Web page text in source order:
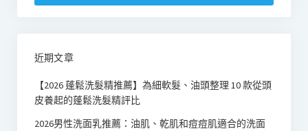
字:
近期文章
【2026 蓬鬆洗髮精推薦】為細軟髮、油頭整理 10 款從頭
皮養起的蓬鬆洗髮精評比
2026男性洗面乳推薦：油肌、乾肌和痘痘肌適合的洗面